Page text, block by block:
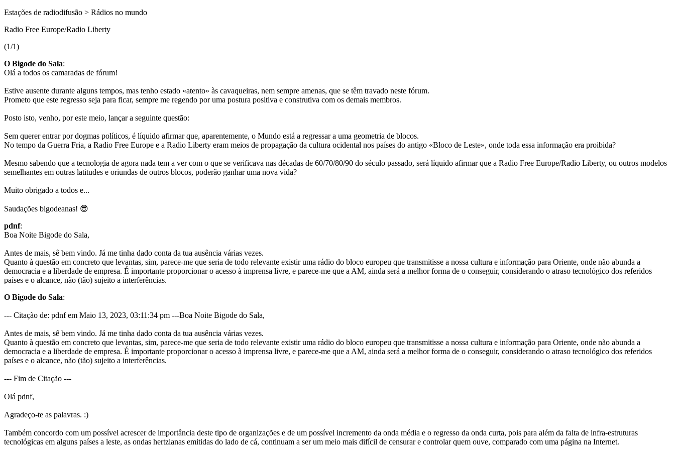
Estações de radiodifusão > Rádios no mundo
Radio Free Europe/Radio Liberty
(1/1)
O Bigode do Sala:
Olá a todos os camaradas de fórum!
Estive ausente durante alguns tempos, mas tenho estado «atento» às cavaqueiras, nem sempre amenas, que se têm travado neste fórum.
Prometo que este regresso seja para ficar, sempre me regendo por uma postura positiva e construtiva com os demais membros.
Posto isto, venho, por este meio, lançar a seguinte questão:
Sem querer entrar por dogmas políticos, é líquido afirmar que, aparentemente, o Mundo está a regressar a uma geometria de blocos.
No tempo da Guerra Fria, a Radio Free Europe e a Radio Liberty eram meios de propagação da cultura ocidental nos países do antigo «Bloco de Leste», onde toda essa informação era proibida?
Mesmo sabendo que a tecnologia de agora nada tem a ver com o que se verificava nas décadas de 60/70/80/90 do século passado, será líquido afirmar que a Radio Free Europe/Radio Liberty, ou outros modelos
semelhantes em outras latitudes e oriundas de outros blocos, poderão ganhar uma nova vida?
Muito obrigado a todos e...
Saudações bigodeanas! 😎
pdnf:
Boa Noite Bigode do Sala,
Antes de mais, sê bem vindo. Já me tinha dado conta da tua ausência várias vezes.
Quanto à questão em concreto que levantas, sim, parece-me que seria de todo relevante existir uma rádio do bloco europeu que transmitisse a nossa cultura e informação para Oriente, onde não abunda a
democracia e a liberdade de empresa. É importante proporcionar o acesso à imprensa livre, e parece-me que a AM, ainda será a melhor forma de o conseguir, considerando o atraso tecnológico dos referidos
países e o alcance, não (tão) sujeito a interferências.
O Bigode do Sala:
--- Citação de: pdnf em Maio 13, 2023, 03:11:34 pm ---Boa Noite Bigode do Sala,
Antes de mais, sê bem vindo. Já me tinha dado conta da tua ausência várias vezes.
Quanto à questão em concreto que levantas, sim, parece-me que seria de todo relevante existir uma rádio do bloco europeu que transmitisse a nossa cultura e informação para Oriente, onde não abunda a
democracia e a liberdade de empresa. É importante proporcionar o acesso à imprensa livre, e parece-me que a AM, ainda será a melhor forma de o conseguir, considerando o atraso tecnológico dos referidos
países e o alcance, não (tão) sujeito a interferências.
--- Fim de Citação ---
Olá pdnf,
Agradeço-te as palavras. :)
Também concordo com um possível acrescer de importância deste tipo de organizações e de um possível incremento da onda média e o regresso da onda curta, pois para além da falta de infra-estruturas
tecnológicas em alguns países a leste, as ondas hertzianas emitidas do lado de cá, continuam a ser um meio mais difícil de censurar e controlar quem ouve, comparado com uma página na Internet.